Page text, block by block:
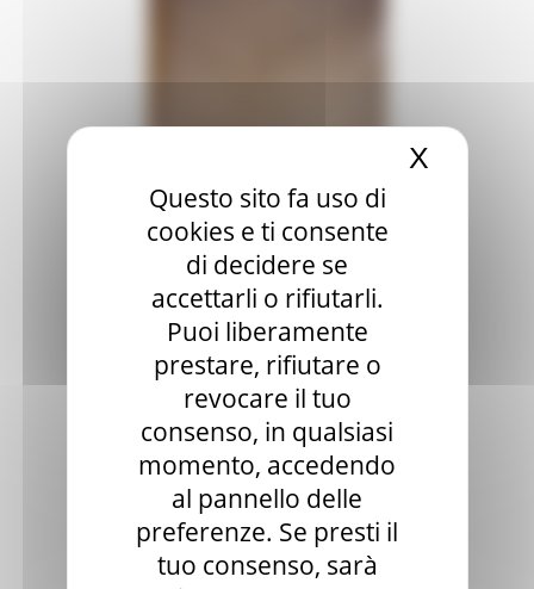
Questo sito fa uso di
cookies e ti consente
di decidere se
accettarli o rifiutarli.
Puoi liberamente
prestare, rifiutare o
revocare il tuo
consenso, in qualsiasi
momento, accedendo
al pannello delle
preferenze. Se presti il
tuo consenso, sarà
X